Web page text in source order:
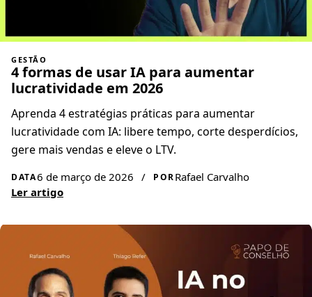
GESTÃO
4 formas de usar IA para aumentar
lucratividade em 2026
Aprenda 4 estratégias práticas para aumentar
lucratividade com IA: libere tempo, corte desperdícios,
gere mais vendas e eleve o LTV.
DATA6 de março de 2026 / PORRafael Carvalho
Ler artigo